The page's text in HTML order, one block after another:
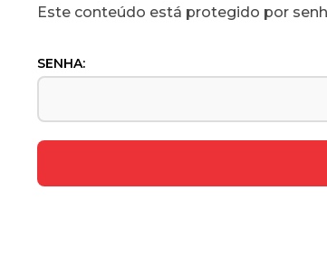
Este conteúdo está protegido por
SENHA: